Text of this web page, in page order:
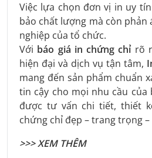
Việc lựa chọn đơn vị in uy
bảo chất lượng mà còn phản
nghiệp của tổ chức.
Với báo giá in chứng chỉ rõ
hiện đại và dịch vụ tận tâm,
mang đến sản phẩm chuẩn
tin cậy cho mọi nhu cầu của
được tư vấn chi tiết, thiết
chứng chỉ đẹp – trang trọng
>>> XEM THÊM